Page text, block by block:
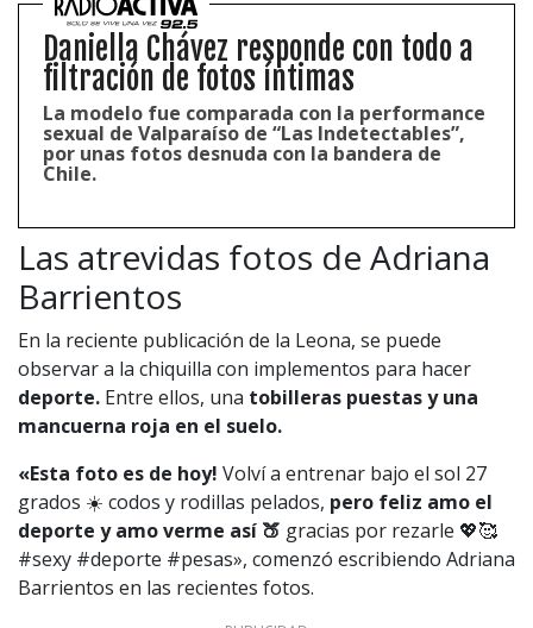
Daniella Chávez responde con todo a
filtración de fotos íntimas
La modelo fue comparada con la performance
sexual de Valparaíso de “Las Indetectables”,
por unas fotos desnuda con la bandera de
Chile.
Las atrevidas fotos de Adriana
Barrientos
En la reciente publicación de la Leona, se puede
observar a la chiquilla con implementos para hacer
deporte. Entre ellos, una tobilleras puestas y una
mancuerna roja en el suelo.
«Esta foto es de hoy! Volví a entrenar bajo el sol 27
grados ☀️ codos y rodillas pelados, pero feliz amo el
deporte y amo verme así 🍑 gracias por rezarle 💖🥰
#sexy #deporte #pesas», comenzó escribiendo Adriana
Barrientos en las recientes fotos.